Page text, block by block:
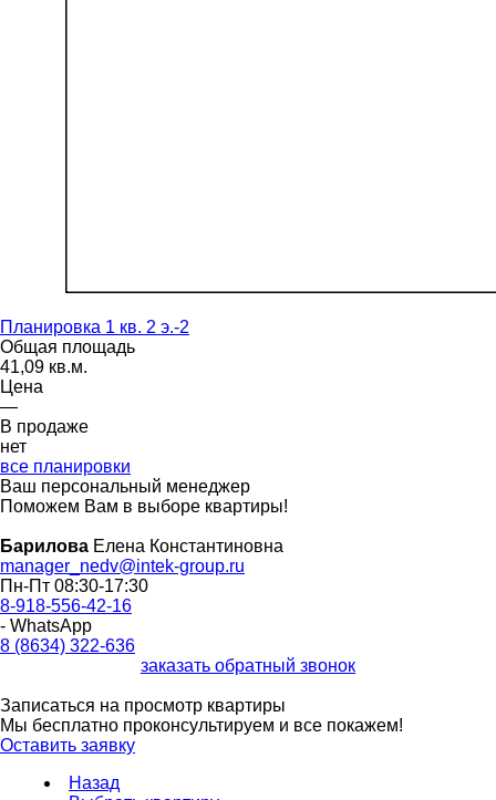
Планировка 1 кв. 2 э.-2
Общая площадь
41,09 кв.м.
Цена
—
В продаже
нет
все планировки
Ваш персональный менеджер
Поможем Вам в выборе квартиры!
Барилова Елена Константиновна
manager_nedv@intek-group.ru
Пн-Пт 08:30-17:30
8-918-556-42-16
- WhatsApp
8 (8634) 322-636
заказать обратный звонок
Записаться на просмотр квартиры
Мы бесплатно проконсультируем и все покажем!
Оставить заявку
Назад